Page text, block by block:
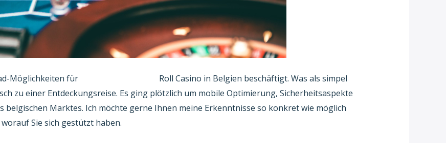
Möglichkeiten für
Roll Casino in Belgien beschäftigt. Was als simpel
zu einer Entdeckungsreise. Es ging plötzlich um mobile Optimierung, Sicherheitsaspekte
belgischen Marktes. Ich möchte gerne Ihnen meine Erkenntnisse so konkret wie möglich
Sie sich gestützt haben.